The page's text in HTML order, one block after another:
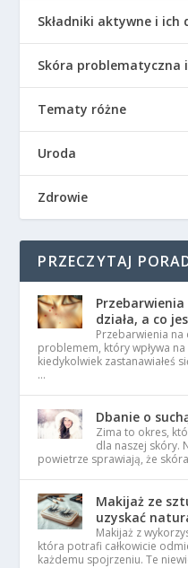
Składniki aktywne i ich
Skóra problematyczna
Tematy różne
Uroda
Zdrowie
PRZECZYTAJ
działa, a co
Przebarwienia
problemem, który wpływa
kiedykolwiek zastanawiałeś
…
Dbanie o
Zima to okres,
dla naszej skóry.
powietrze sprawiają, że
Makijaż ze
uzyskać
Makijaż z
która potrafi całkowicie
każdemu spojrzeniu. Te